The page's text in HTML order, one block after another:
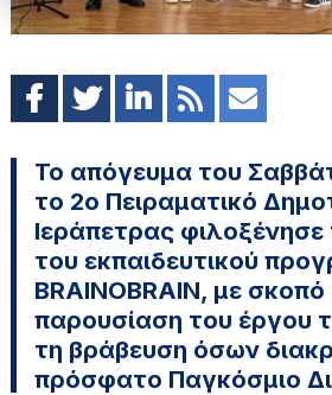
Το απόγευμα του
το 2ο Πειραματικό
Ιεράπετρας
του εκπαιδευτικού
BRAINOBRAIN, με σκοπό
παρουσίαση του έργου
τη βράβευση όσων
πρόσφατο Παγκόσμιο